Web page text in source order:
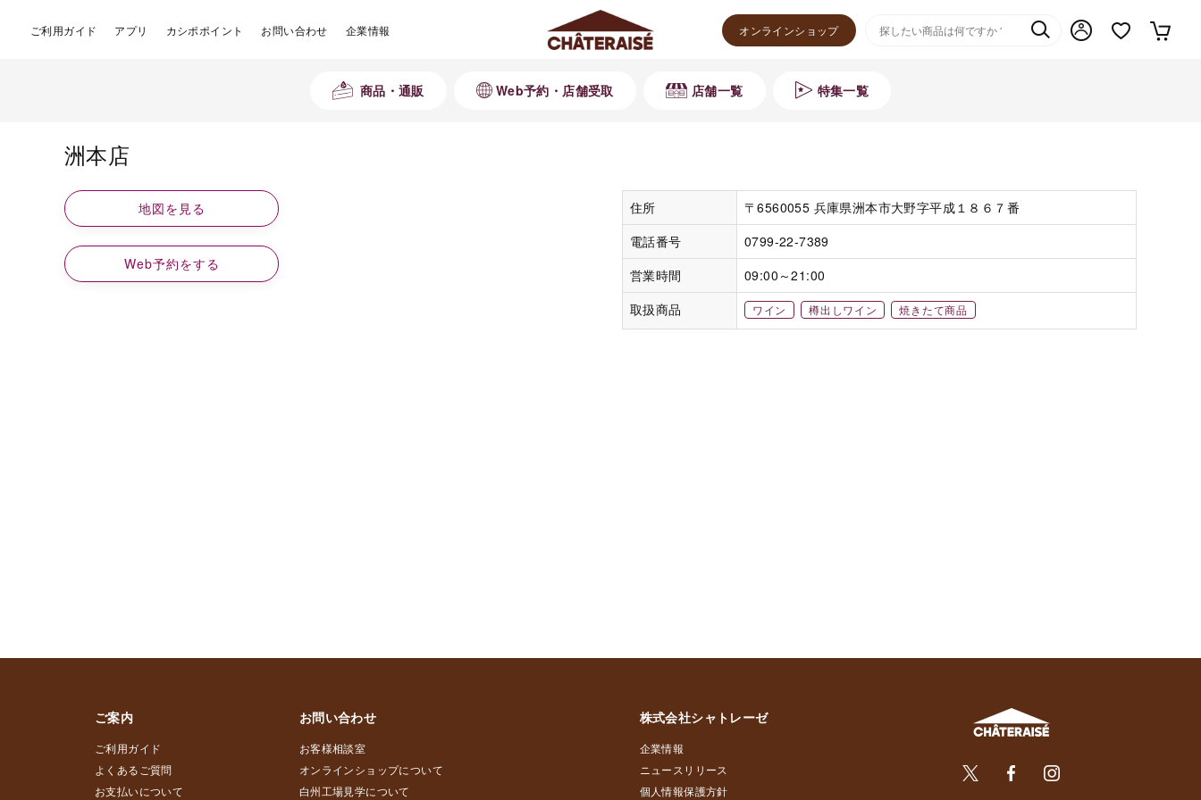
ご利用ガイド アプリ カシポポイント お問い合わせ 企業情報 オンラインショップ
商品・通販 Web予約・店舗受取 店舗一覧 特集一覧
洲本店
住所
〒6560055 兵庫県洲本市大野字平成１８６７番
電話番号
0799-22-7389
営業時間
09:00～21:00
取扱商品
ワイン 樽出しワイン 焼きたて商品
地図を見る
Web予約をする
ご案内
ご利用ガイド
よくあるご質問
お支払いについて
お問い合わせ
お客様相談室
オンラインショップについて
白州工場見学について
株式会社シャトレーゼ
企業情報
ニュースリリース
個人情報保護方針